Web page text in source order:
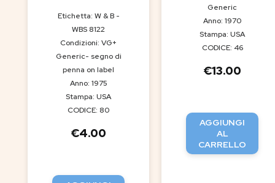
Etichetta: W & B -
WBS 8122
Condizioni: VG+
Generic- segno di
penna on label
Anno: 1975
Stampa: USA
CODICE: 80
€4.00
Generic
Anno: 1970
Stampa: USA
CODICE: 46
€13.00
AGGIUNGI
AL
CARRELLO